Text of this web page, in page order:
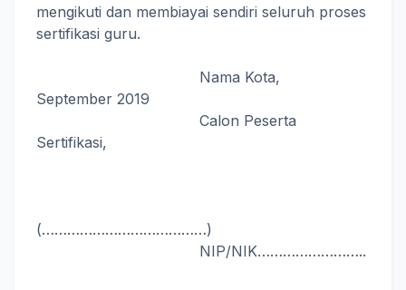
mengikuti dan membiayai sendiri seluruh proses
sertifikasi guru.
Nama Kota,
September 2019
Calon Peserta
Sertifikasi,
(…………………………………)
NIP/NIK……………………..